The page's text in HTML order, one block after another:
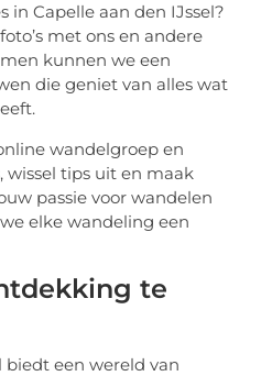
in Capelle aan den IJssel?
met ons en andere
kunnen we een
die geniet van alles wat
wandelgroep en
wissel tips uit en maak
passie voor wandelen
elke wandeling een
te
biedt een wereld van